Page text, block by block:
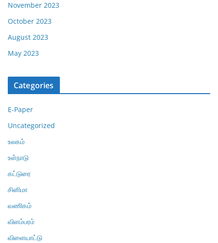
November 2023
October 2023
August 2023
May 2023
Categories
E-Paper
Uncategorized
உலகம்
உள்நாடு
கட்டுரை
சினிமா
வணிகம்
விளம்பரம்
விளையாட்டு